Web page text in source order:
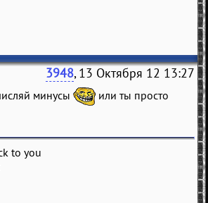
3948, 13 Октября 12 13:27
минусы
или ты просто
to you